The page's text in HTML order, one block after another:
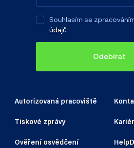
Autorizovaná pracoviště
Tiskové zprávy
Ověření osvědčení
Souhlasím se
údajů
Odebírat